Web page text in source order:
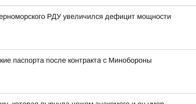
РДУ увеличился дефицит мощности
паспорта после контракта с Минобороны